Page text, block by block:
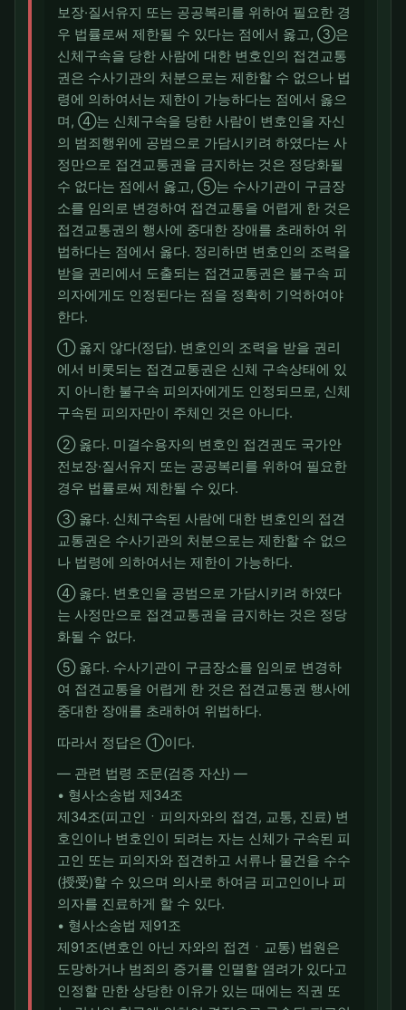
보장·질서유지 또는 공공복리를 위하여 필요한 경
우 법률로써 제한될 수 있다는 점에서 옳고, ③은
신체구속을 당한 사람에 대한 변호인의 접견교통
권은 수사기관의 처분으로는 제한할 수 없으나 법
령에 의하여서는 제한이 가능하다는 점에서 옳으
며, ④는 신체구속을 당한 사람이 변호인을 자신
의 범죄행위에 공범으로 가담시키려 하였다는 사
정만으로 접견교통권을 금지하는 것은 정당화될
수 없다는 점에서 옳고, ⑤는 수사기관이 구금장
소를 임의로 변경하여 접견교통을 어렵게 한 것은
접견교통권의 행사에 중대한 장애를 초래하여 위
법하다는 점에서 옳다. 정리하면 변호인의 조력을
받을 권리에서 도출되는 접견교통권은 불구속 피
의자에게도 인정된다는 점을 정확히 기억하여야
한다.
① 옳지 않다(정답). 변호인의 조력을 받을 권리
에서 비롯되는 접견교통권은 신체 구속상태에 있
지 아니한 불구속 피의자에게도 인정되므로, 신체
구속된 피의자만이 주체인 것은 아니다.
② 옳다. 미결수용자의 변호인 접견권도 국가안
전보장·질서유지 또는 공공복리를 위하여 필요한
경우 법률로써 제한될 수 있다.
③ 옳다. 신체구속된 사람에 대한 변호인의 접견
교통권은 수사기관의 처분으로는 제한할 수 없으
나 법령에 의하여서는 제한이 가능하다.
④ 옳다. 변호인을 공범으로 가담시키려 하였다
는 사정만으로 접견교통권을 금지하는 것은 정당
화될 수 없다.
⑤ 옳다. 수사기관이 구금장소를 임의로 변경하
여 접견교통을 어렵게 한 것은 접견교통권 행사에
중대한 장애를 초래하여 위법하다.
따라서 정답은 ①이다.
― 관련 법령 조문(검증 자산) ―
• 형사소송법 제34조
제34조(피고인ㆍ피의자와의 접견, 교통, 진료) 변
호인이나 변호인이 되려는 자는 신체가 구속된 피
고인 또는 피의자와 접견하고 서류나 물건을 수수
(授受)할 수 있으며 의사로 하여금 피고인이나 피
의자를 진료하게 할 수 있다.
• 형사소송법 제91조
제91조(변호인 아닌 자와의 접견ㆍ교통) 법원은
도망하거나 범죄의 증거를 인멸할 염려가 있다고
인정할 만한 상당한 이유가 있는 때에는 직권 또